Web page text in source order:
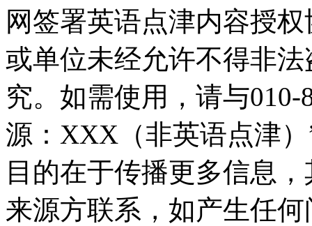
网签署英语点津内容授
或单位未经允许不得非
究。如需使用，请与010-
源：XXX（非英语点津
目的在于传播更多信息
来源方联系，如产生任